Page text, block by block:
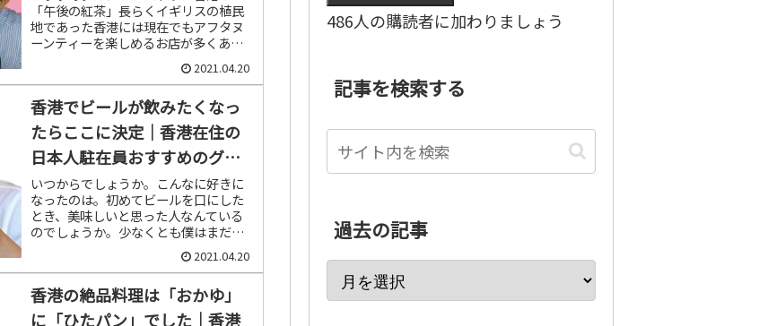
「午後の紅茶」長らくイギリスの植民
地であった香港には現在でもアフタヌ
ーンティーを楽しめるお店が多くあり
ます。もともとはイギリスの上流階級
の女性の社交場として広まった習慣で
すが、現在ではだれでも楽しめる気軽
な雰...
2021.04.20
香港でビールが飲みたくなっ
たらここに決定｜香港在住の
日本人駐在員おすすめのグル
メ
いつからでしょうか。こんなに好きに
なったのは。初めてビールを口にした
とき、美味しいと思った人なんている
のでしょうか。少なくとも僕はまだお
会いしたことがありません。まだ小さ
いころ、暑い夏の日に親父がグビグビ
と美味しそうに飲むビールが不思議に
思...
2021.04.20
香港の絶品料理は「おかゆ」
に「ひたパン」でした｜香港
486人の購読者に加わりましょう
記事を検索する
過去の記事